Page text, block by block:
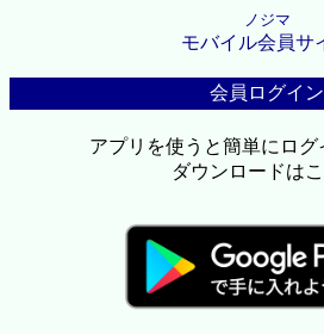
ノジマ
モバイル会員サ
会員ログイン
アプリを使うと簡単にロ
ダウンロードは